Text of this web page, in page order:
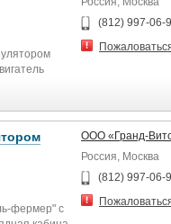
(812) 997-06-
фермер" с
ООО «Гранд-
Россия, Москва
(812) 997-06-